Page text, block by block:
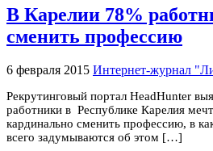
В Карелии 78%
сменить профессию
6 февраля 2015 Интернет-журнал
Рекрутинговый портал HeadHunter
работники в Республике Карелия
кардинально сменить профессию, в
всего задумываются об этом […]